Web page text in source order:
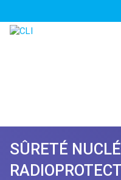
28
23
contacter
SÛRETÉ